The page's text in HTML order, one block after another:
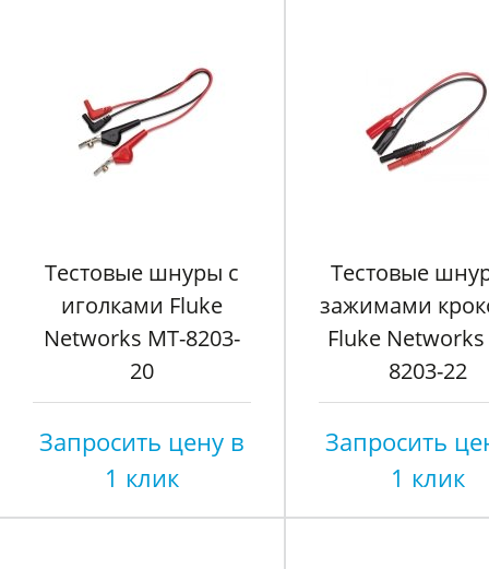
Тестовые шнуры с
иголками Fluke
Networks MT-8203-
20
Запросить цену в
1 клик
Тестовые
зажимами
Fluke Networks
8203-22
Запросить
1 клик